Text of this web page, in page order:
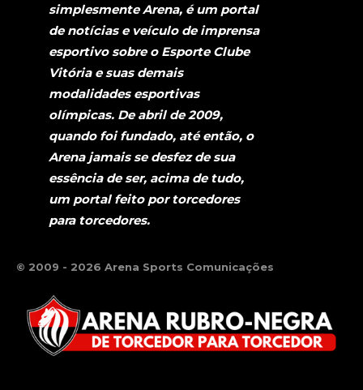
simplesmente Arena, é um portal
de notícias e veículo de imprensa
esportivo sobre o Esporte Clube
Vitória e suas demais
modalidades esportivas
olímpicas. De abril de 2009,
quando foi fundado, até então, o
Arena jamais se desfez de sua
essência de ser, acima de tudo,
um portal feito por torcedores
para torcedores.
© 2009 - 2026 Arena Sports Comunicações